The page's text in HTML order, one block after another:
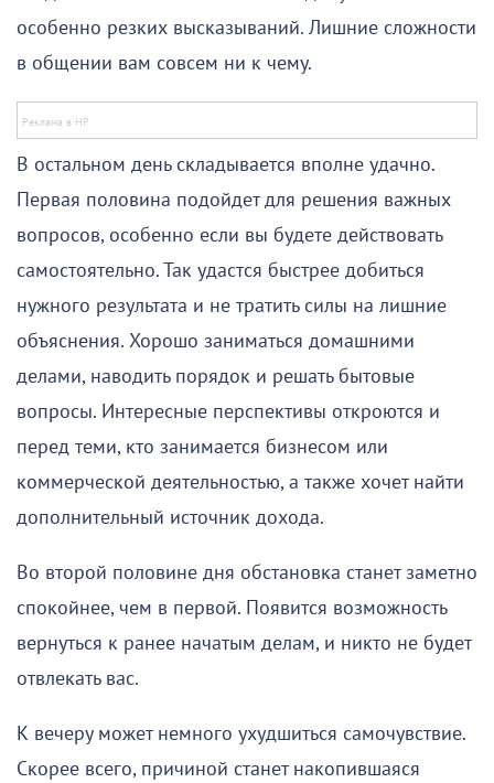
особенно резких высказываний. Лишние сложности
в общении вам совсем ни к чему.
В остальном день складывается вполне удачно.
Первая половина подойдет для решения важных
вопросов, особенно если вы будете действовать
самостоятельно. Так удастся быстрее добиться
нужного результата и не тратить силы на лишние
объяснения. Хорошо заниматься домашними
делами, наводить порядок и решать бытовые
вопросы. Интересные перспективы откроются и
перед теми, кто занимается бизнесом или
коммерческой деятельностью, а также хочет найти
дополнительный источник дохода.
Во второй половине дня обстановка станет заметно
спокойнее, чем в первой. Появится возможность
вернуться к ранее начатым делам, и никто не будет
отвлекать вас.
К вечеру может немного ухудшиться самочувствие.
Скорее всего, причиной станет накопившаяся